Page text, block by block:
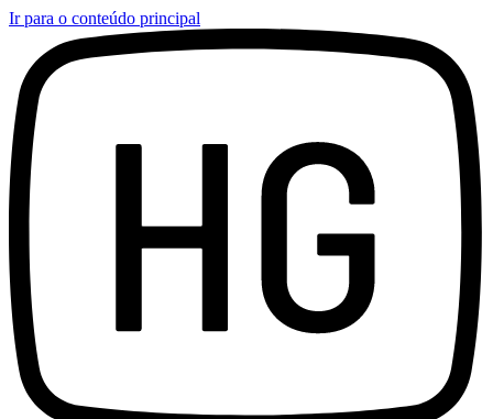
Ir para o conteúdo principal